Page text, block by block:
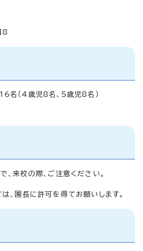
8
名（4歳児8名、5歳児8名）
、来校の際、ご注意ください。
、園長に許可を得てお願いします。